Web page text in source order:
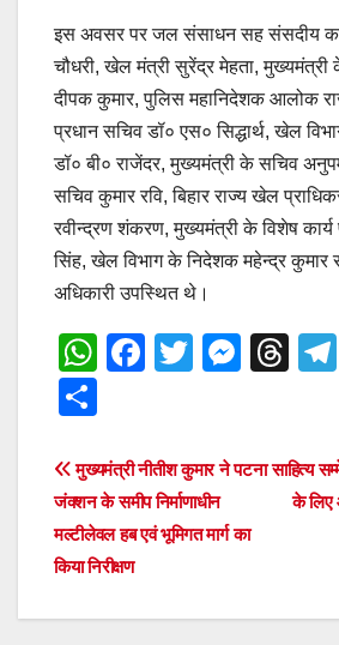
इस अवसर पर जल संसाधन सह संसदीय
चौधरी, खेल मंत्री सुरेंद्र मेहता, मुख्यमंत्री
दीपक कुमार, पुलिस महानिदेशक आलोक
प्रधान सचिव डॉ० एस० सिद्धार्थ, खेल
डॉ० बी० राजेंदर, मुख्यमंत्री के सचिव
सचिव कुमार रवि, बिहार राज्य खेल
रवीन्द्रण शंकरण, मुख्यमंत्री के विशेष कार्य
सिंह, खेल विभाग के निदेशक महेन्द्र कुमार
अधिकारी उपस्थित थे।
W
s
A
p
p
F
e
b
o
k
T
er
M
e
g
T
a
d
ar
e
Post
navigation
साहित्य
के लिए
मुख्यमंत्री नीतीश कुमार ने पटना
जंक्शन के समीप निर्माणाधीन
मल्टीलेवल हब एवं भूमिगत मार्ग का
किया निरीक्षण